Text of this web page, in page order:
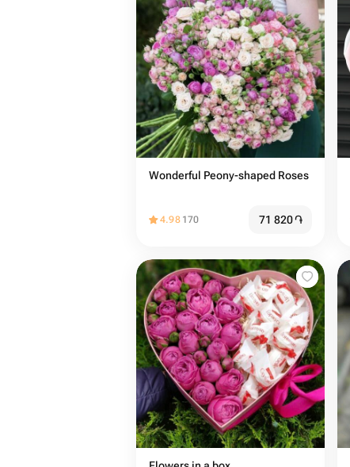
Wonderful Peony-shaped Roses
4.98 170 71 820֏